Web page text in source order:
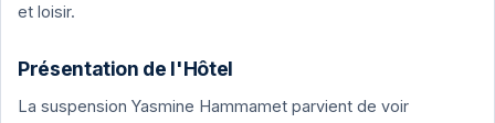
et loisir.
Présentation de l'Hôtel
La suspension Yasmine Hammamet parvient de voir